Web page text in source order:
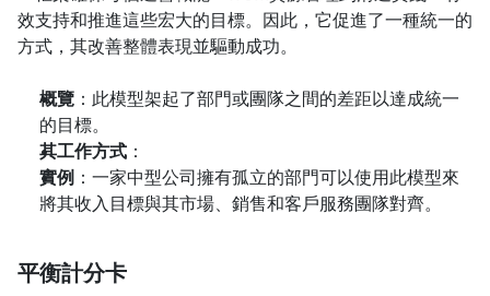
效支持和推進這些宏大的目標。因此，它促進了一種統一的
方式，其改善整體表現並驅動成功。
概覽 ：此模型架起了部門或團隊之間的差距以達成統一
的目標。
其工作方式 ：
實例 ：一家中型公司擁有孤立的部門可以使用此模型來
將其收入目標與其市場、銷售和客戶服務團隊對齊。
平衡計分卡